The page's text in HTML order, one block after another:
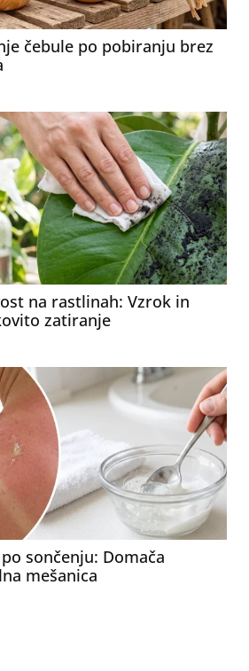
čebule po pobiranju brez
na rastlinah: Vzrok in
zatiranje
sončenju: Domača
mešanica